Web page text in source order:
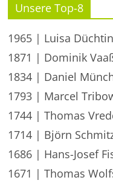
Unsere Top-8
1965 | Luisa
1871 | Dominik
1834 | Daniel
1793 | Marcel
1744 | Thomas
1714 | Björn
1686 | Hans-Josef
1671 | Thomas